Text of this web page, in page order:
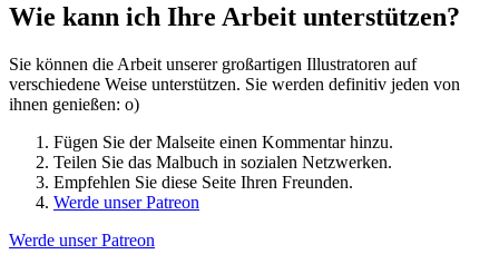
Wie kann ich Ihre Arbeit unterstützen?
Sie können die Arbeit unserer großartigen Illustratoren auf
verschiedene Weise unterstützen. Sie werden definitiv jeden von
ihnen genießen: o)
Fügen Sie der Malseite einen Kommentar hinzu.
Teilen Sie das Malbuch in sozialen Netzwerken.
Empfehlen Sie diese Seite Ihren Freunden.
Werde unser Patreon
Werde unser Patreon